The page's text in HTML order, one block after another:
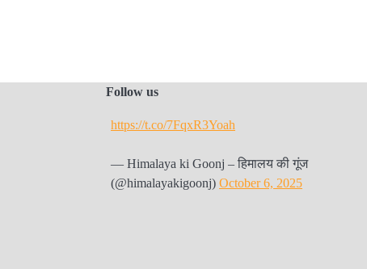
Follow us
https://t.co/7FqxR3Yoah
— Himalaya ki Goonj – हिमालय की गूंज
(@himalayakigoonj) October 6, 2025